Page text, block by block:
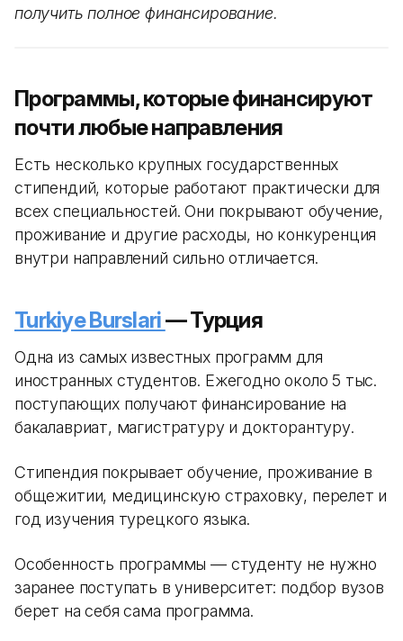
получить полное финансирование.
Программы, которые финансируют
почти любые направления
Есть несколько крупных государственных
стипендий, которые работают практически для
всех специальностей. Они покрывают обучение,
проживание и другие расходы, но конкуренция
внутри направлений сильно отличается.
Turkiye Burslari— Турция
Одна из самых известных программ для
иностранных студентов. Ежегодно около 5 тыс.
поступающих получают финансирование на
бакалавриат, магистратуру и докторантуру.
Стипендия покрывает обучение, проживание в
общежитии, медицинскую страховку, перелет и
год изучения турецкого языка.
Особенность программы — студенту не нужно
заранее поступать в университет: подбор вузов
берет на себя сама программа.